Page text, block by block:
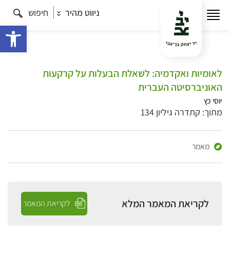
ניווט מהיר חיפוש
לאומיות ואקדמיה: לשאלת הבעלות על קרקעות
האוניברסיטה העברית
יוסי כץ
מתוך: קתדרה גיליון 134
מאמר
לקריאת המאמר המלא לקריאת המאמר